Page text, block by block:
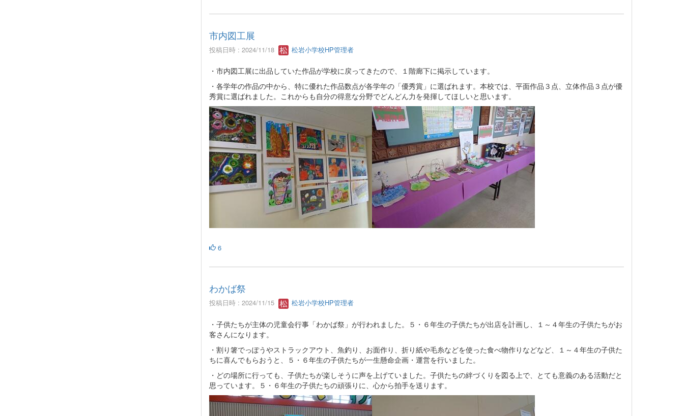
市内図工展
投稿日時 : 2024/11/18 松岩小学校HP管理者
・市内図工展に出品していた作品が学校に戻ってきたので、１階廊下に掲示しています。
・各学年の作品の中から、特に優れた作品数点が各学年の「優秀賞」に選ばれます。本校では、平面作品３点、立体作品３点が優
秀賞に選ばれました。これからも自分の得意な分野でどんどん力を発揮してほしいと思います。
6
わかば祭
投稿日時 : 2024/11/15 松岩小学校HP管理者
・子供たちが主体の児童会行事「わかば祭」が行われました。５・６年生の子供たちが出店を計画し、１～４年生の子供たちがお
客さんになります。
・割り箸でっぽうやストラックアウト、魚釣り、お面作り、折り紙や毛糸などを使った食べ物作りなどなど、１～４年生の子供た
ちに喜んでもらおうと、５・６年生の子供たちが一生懸命企画・運営を行いました。
・どの場所に行っても、子供たちが楽しそうに声を上げていました。子供たちの絆づくりを図る上で、とても意義のある活動だと
思っています。５・６年生の子供たちの頑張りに、心から拍手を送ります。